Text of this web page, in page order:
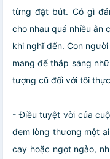
từng đặt bút. Có gì
cho nhau quá nhiều ân
khi nghĩ đến. Con
mang để thắp sáng
tượng cũ đối với tôi
- Điều tuyệt vời của
đem lòng thương một
cay hoặc ngọt ngào,